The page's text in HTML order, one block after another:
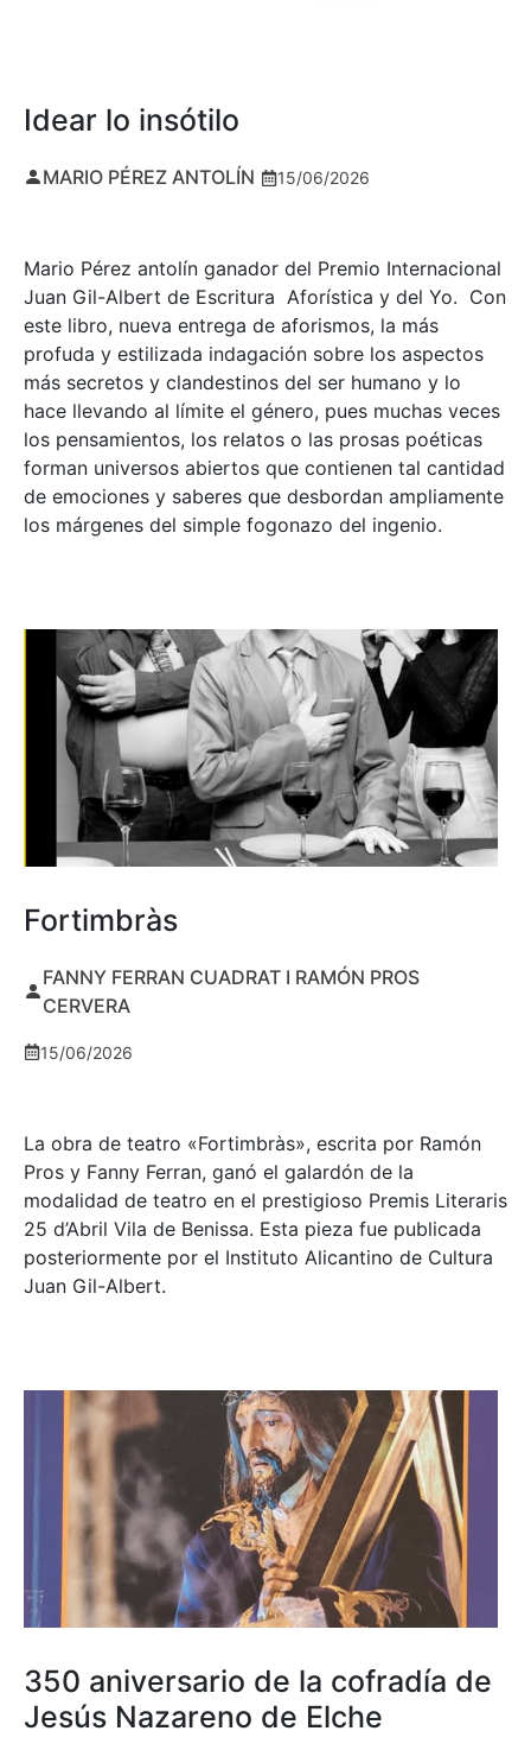
Idear lo insótilo
MARIO PÉREZ ANTOLÍN 15/06/2026
Mario Pérez antolín ganador del Premio Internacional
Juan Gil-Albert de Escritura Aforística y del Yo. Con
este libro, nueva entrega de aforismos, la más
profuda y estilizada indagación sobre los aspectos
más secretos y clandestinos del ser humano y lo
hace llevando al límite el género, pues muchas veces
los pensamientos, los relatos o las prosas poéticas
forman universos abiertos que contienen tal cantidad
de emociones y saberes que desbordan ampliamente
los márgenes del simple fogonazo del ingenio.
Fortimbràs
FANNY FERRAN CUADRAT I RAMÓN PROS
CERVERA
15/06/2026
La obra de teatro «Fortimbràs», escrita por Ramón
Pros y Fanny Ferran, ganó el galardón de la
modalidad de teatro en el prestigioso Premis Literaris
25 d’Abril Vila de Benissa. Esta pieza fue publicada
posteriormente por el Instituto Alicantino de Cultura
Juan Gil-Albert.
350 aniversario de la cofradía de
Jesús Nazareno de Elche